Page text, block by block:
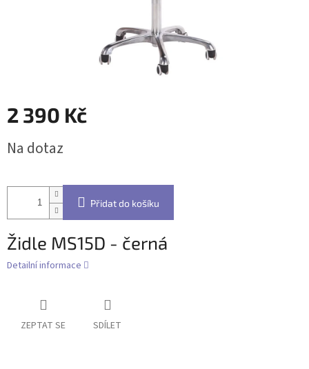
2 390 Kč
cena:
Na dotaz
Přidat do košíku
Židle MS15D - černá
Detailní informace
ZEPTAT SE SDÍLET